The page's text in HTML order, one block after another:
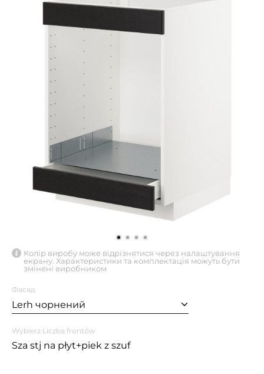
Колір виробу може відрізнятися через налаштування
екрану. Характеристики та комплектація можуть бути
змінені виробником
Фасад
Lerh чорнений
Wybierz Liczba frontów
Sza stj na płyt+piek z szuf